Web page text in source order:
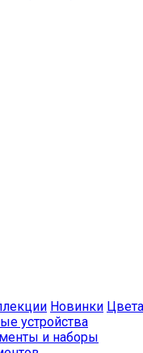
Новинки Цвета
устройства
и наборы